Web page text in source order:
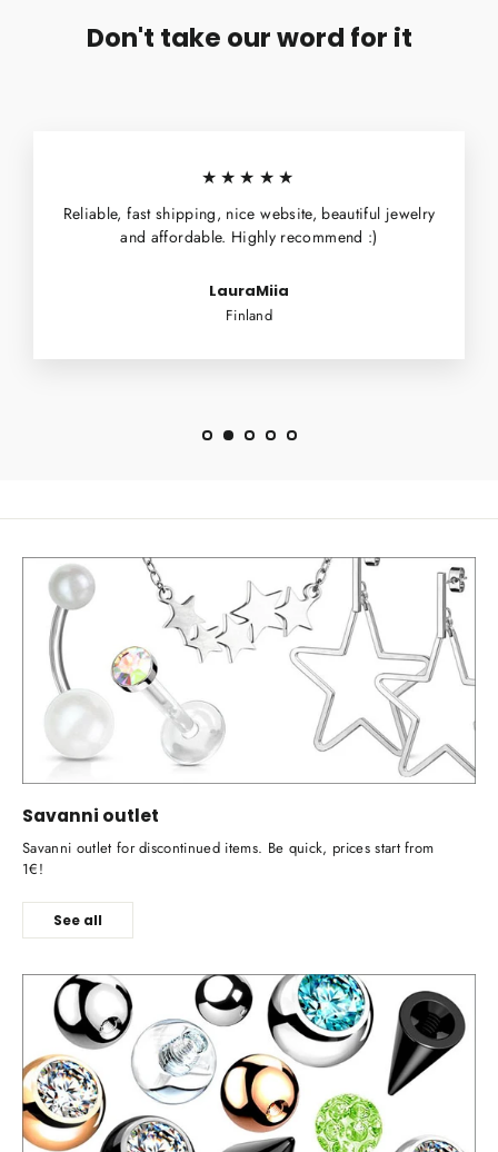
Don't take our word for it
★★★★★
Reliable, fast shipping, nice website, beautiful jewelry
and affordable. Highly recommend :)
LauraMiia
Finland
Savanni outlet
Savanni outlet for discontinued items. Be quick, prices start from
1€!
See all